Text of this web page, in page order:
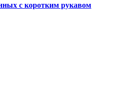
с коротким рукавом